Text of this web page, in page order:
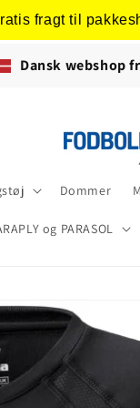
fragt til
Dansk webshop
Dommer
og PARASOL